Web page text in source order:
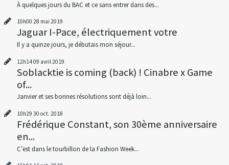
À quelques jours du BAC et ce sans entrer dans des...
10h00 28 mai 2019
Jaguar I-Pace, électriquement votre
Il y a quinze jours, je débutais mon séjour...
12h1409 avril 2019
Soblacktie is coming (back) ! Cinabre x Game
of...
Janvier et ses bonnes résolutions sont déjà loin...
10h29 30 oct. 2018
Frédérique Constant, son 30ème anniversaire
en...
C’est dans le tourbillon de la Fashion Week...